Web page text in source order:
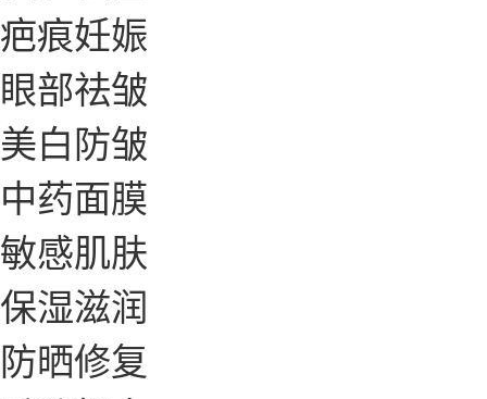
疤痕妊娠
眼部祛皱
美白防皱
中药面膜
敏感肌肤
保湿滋润
防晒修复